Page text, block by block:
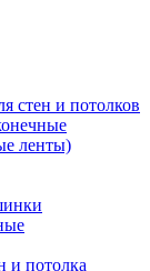
стен и потолков
ленты)
и потолка